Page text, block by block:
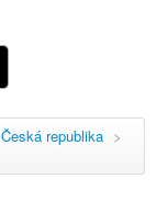
Česká republika >